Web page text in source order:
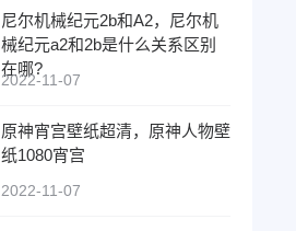
尼尔机械纪元2b和A2，尼尔机
械纪元a2和2b是什么关系区别
在哪?
2022-11-07
原神宵宫壁纸超清，原神人物壁
纸1080宵宫
2022-11-07